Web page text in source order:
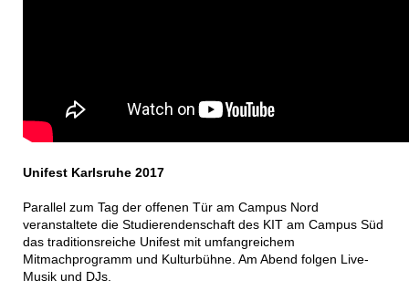
Unifest Karlsruhe 2017
Parallel zum Tag der offenen Tür am Campus Nord
veranstaltete die Studierendenschaft des KIT am Campus Süd
das traditionsreiche Unifest mit umfangreichem
Mitmachprogramm und Kulturbühne. Am Abend folgen Live-
Musik und DJs.